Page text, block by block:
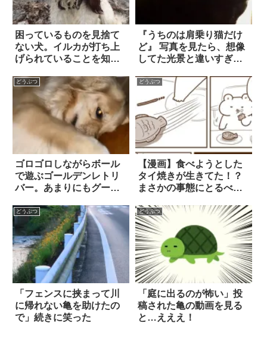
困っているものを見捨て
ない犬。イルカが打ち上
げられていることを知ら
『うちのは肩乗り猫だけ
ど』 写真を見たら、想像
してた光景と違いすぎて
どうぶつ
ゴロゴロしながらボール
で遊ぶゴールデンレトリ
バー。あまりにもグータ
う！！
どうぶつ
【漫画】食べようとした
タイ焼きが生きてた！？
まさかの事態にとるべき
どうぶつ
「フェンスに挟まって川
に帰れない亀を助けたの
で」続きに笑った
どうぶつ
「庭に出るのが怖い」投
稿された亀の動画を見る
と…えええ！